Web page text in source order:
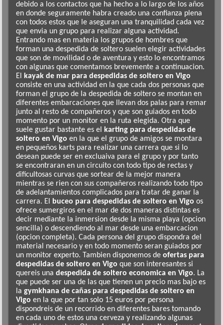
debido a los contactos que ha hecho a lo largo de los años
en donde seguramente habra creado una confianza plena
con todos estos que le aseguran una tranquilidad cada vez
que envia un grupo para realizar alguna actividad.
Entrando mas en materia los grupos de hombres que
forman una despedida de soltero suelen elegir actividades
que son de movilidad o de aventura y esto lo encontramos
con algunas que comentamos brevemente a continuacion.
Elkayak de mar para despedidas de soltero en Vigo
consiste en una actividad en la que cada dos personas que
forman el grupo de la despedida de soltero se montan en
diferentes embarcaciones que llevan dos palas para remar
junto al resto de compañeros y que son guiados en todo
momento por un monitor en la ruta elegida. Otra que
suele gustar bastante es elkarting para despedidas de
soltero en Vigo en la que el grupo de amigos se montara
en pequeños karts para realizar una carrera que si lo
desean puede ser en excluaiva para el grupo y por tanto
se encontraran en un circuito con todo tipo de rectas y
dificultosas curvas que sortear de la mejor manera
mientras se rien con sus compañeros realizando todo tipo
de adelantamientos complicados para tratar de ganar la
carrera. El buceo para despedidas de soltero en Vigo os
ofrece sumergiros en el mar de dos maneras distintas es
decir mediante la inmersion desde la misma playa (opcion
sencilla) o descendiendo al mar desde una embarcacion
(opcion completa). Cada persona del grupo dispondra del
material necesario y en todo momento seran guiados por
un monitor experto. Tambien disponemos deofertas para
despedidas de soltero en Vigo que son interesantes si
quereis unadespedida de soltero economica en Vigo. La
que puede ser una de las que tienen un precio mas bajo es
la gymkhana de cañas para despedidas de soltero en
Vigo en la que por tan solo 15 euros por persona
dispondreis de un recorrido en diferentes bares tomando
en cada uno de estos una cerveza y realizando algunas